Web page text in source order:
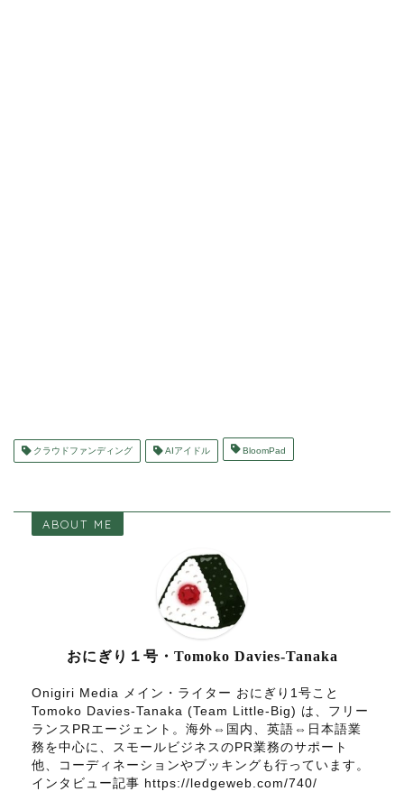
クラウドファンディング AIアイドル BloomPad
ABOUT ME
おにぎり１号・Tomoko Davies-Tanaka
Onigiri Media メイン・ライター おにぎり1号こと
Tomoko Davies-Tanaka (Team Little-Big) は、フリー
ランスPRエージェント。海外⇔国内、英語⇔日本語業
務を中心に、スモールビジネスのPR業務のサポート
他、コーディネーションやブッキングも行っています。
インタビュー記事 https://ledgeweb.com/740/